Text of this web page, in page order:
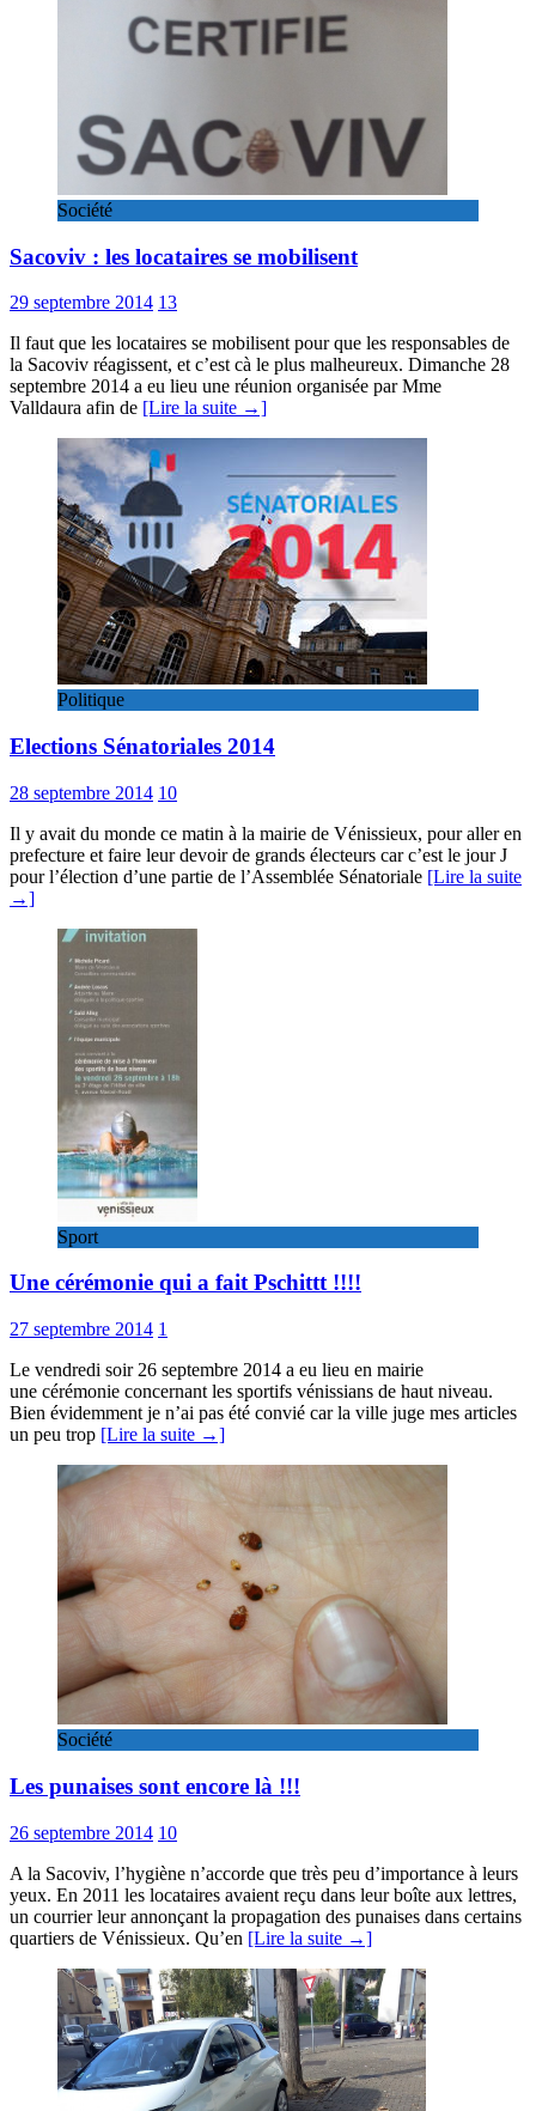
Société
Sacoviv : les locataires se mobilisent
29 septembre 2014 13
Il faut que les locataires se mobilisent pour que les responsables de
la Sacoviv réagissent, et c’est cà le plus malheureux. Dimanche 28
septembre 2014 a eu lieu une réunion organisée par Mme
Valldaura afin de [Lire la suite →]
Politique
Elections Sénatoriales 2014
28 septembre 2014 10
Il y avait du monde ce matin à la mairie de Vénissieux, pour aller en
prefecture et faire leur devoir de grands électeurs car c’est le jour J
pour l’élection d’une partie de l’Assemblée Sénatoriale [Lire la suite
→]
Sport
Une cérémonie qui a fait Pschittt !!!!
27 septembre 2014 1
Le vendredi soir 26 septembre 2014 a eu lieu en mairie
une cérémonie concernant les sportifs vénissians de haut niveau.
Bien évidemment je n’ai pas été convié car la ville juge mes articles
un peu trop [Lire la suite →]
Société
Les punaises sont encore là !!!
26 septembre 2014 10
A la Sacoviv, l’hygiène n’accorde que très peu d’importance à leurs
yeux. En 2011 les locataires avaient reçu dans leur boîte aux lettres,
un courrier leur annonçant la propagation des punaises dans certains
quartiers de Vénissieux. Qu’en [Lire la suite →]